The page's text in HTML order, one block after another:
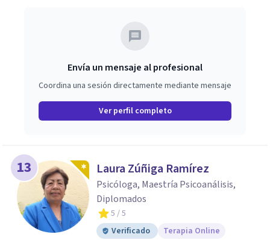
Envía un mensaje al profesional
Coordina una sesión directamente mediante mensaje
Ver perfil completo
13 Laura Zúñiga Ramírez
Psicóloga, Maestría Psicoanálisis,
Diplomados
5 / 5
Verificado
Terapia Online